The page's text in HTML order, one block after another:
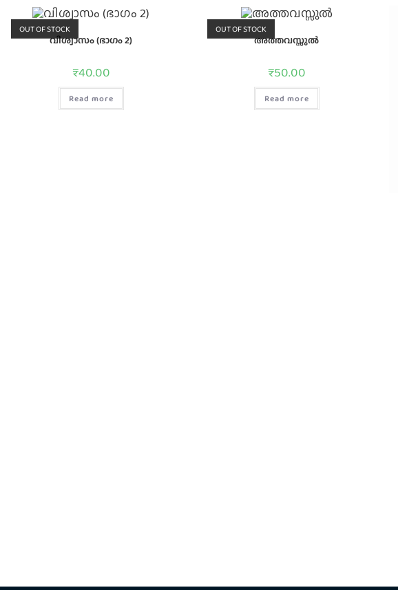
OUT OF STOCK
വിശ്വാസം (ഭാഗം 2)
₹40.00
Read more
OUT OF STOCK
അത്തവസ്സുൽ
₹50.00
Read more